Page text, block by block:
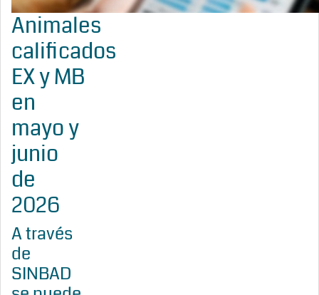
Animales
calificados
EX y MB
en
mayo y
junio
de
2026
A través
de
SINBAD